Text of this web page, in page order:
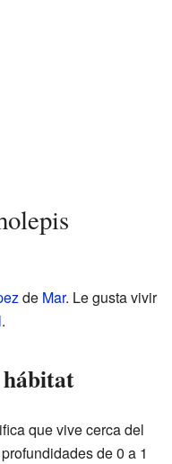
de Mar. Le gusta vivir
.
que vive cerca del
de 0 a 1